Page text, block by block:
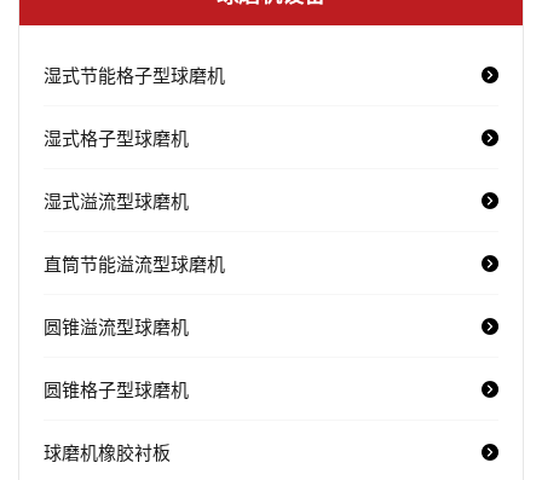
湿式节能格子型球磨机
湿式格子型球磨机
湿式溢流型球磨机
直筒节能溢流型球磨机
圆锥溢流型球磨机
圆锥格子型球磨机
球磨机橡胶衬板